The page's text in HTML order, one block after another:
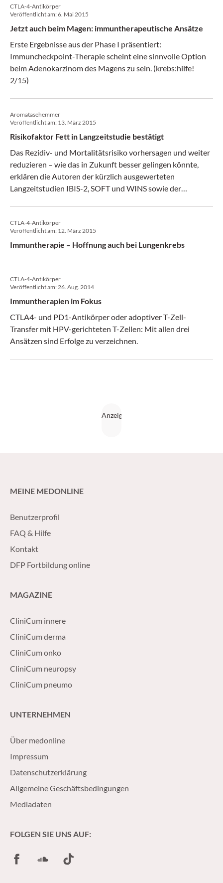
CTLA-4-Antikörper
Veröffentlicht am:6. Mai 2015
Jetzt auch beim Magen: immuntherapeutische Ansätze
Erste Ergebnisse aus der Phase I präsentiert:
Immuncheckpoint-Therapie scheint eine sinnvolle Option
beim Adenokarzinom des Magens zu sein. (krebs:hilfe!
2/15)
Aromatasehemmer
Veröffentlicht am: 13. März 2015
Risikofaktor Fett in Langzeitstudie bestätigt
Das Rezidiv- und Mortalitätsrisiko vorhersagen und weiter
reduzieren – wie das in Zukunft besser gelingen könnte,
erklären die Autoren der kürzlich ausgewerteten
Langzeitstudien IBIS-2, SOFT und WINS sowie der
CTLA-4-Antikörper
Veröffentlicht am: 12. März 2015
Immuntherapie – Hoffnung auch bei Lungenkrebs
CTLA-4-Antikörper
Veröffentlicht am:26. Aug. 2014
Immuntherapien im Fokus
CTLA4- und PD1-Antikörper oder adoptiver T-Zell-
Transfer mit HPV-gerichteten T-Zellen: Mit allen drei
Ansätzen sind Erfolge zu verzeichnen.
MEINE MEDONLINE
Benutzerprofil
FAQ & Hilfe
Kontakt
DFP Fortbildung online
MAGAZINE
CliniCum innere
CliniCum derma
CliniCum onko
CliniCum neuropsy
CliniCum pneumo
UNTERNEHMEN
Über medonline
Impressum
Datenschutzerklärung
Allgemeine Geschäftsbedingungen
Mediadaten
FOLGEN SIE UNS AUF:
FacebookSoundCloud
TikTok